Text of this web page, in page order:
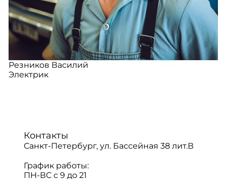
Резников Василий
Электрик
Контакты
Санкт-Петербург, ул. Бассейная 38 лит.В
График работы:
ПН-ВС с 9 до 21